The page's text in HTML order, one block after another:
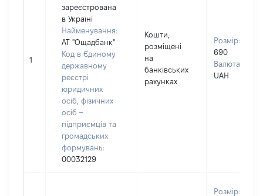
1
зареєстрована
в Україні
Найменування:
АТ "Ощадбанк"
Код в Єдиному
державному
реєстрі
юридичних
осіб, фізичних
осіб –
підприємців та
громадських
формувань:
00032129
Кошти,
розміщені
на
банківських
рахунках
Розмір:
690
Валюта:
UAH
Розмір: